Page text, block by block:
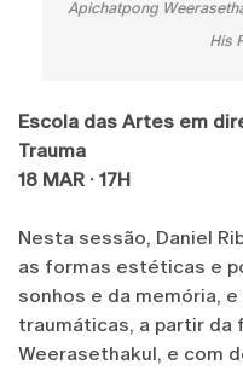
Apichatpong
His
Escola das Artes em
Trauma
18 MAR · 17H
Nesta sessão, Daniel
as formas estéticas e
sonhos e da memória,
traumáticas, a partir da
Weerasethakul, e com